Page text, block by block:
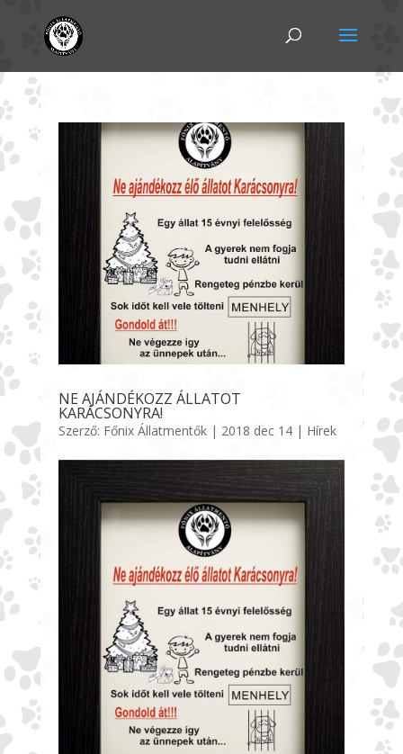
NE AJÁNDÉKOZZ ÁLLATOT
KARÁCSONYRA!
Szerző: Főnix Állatmentők| 2018 dec 14| Hírek